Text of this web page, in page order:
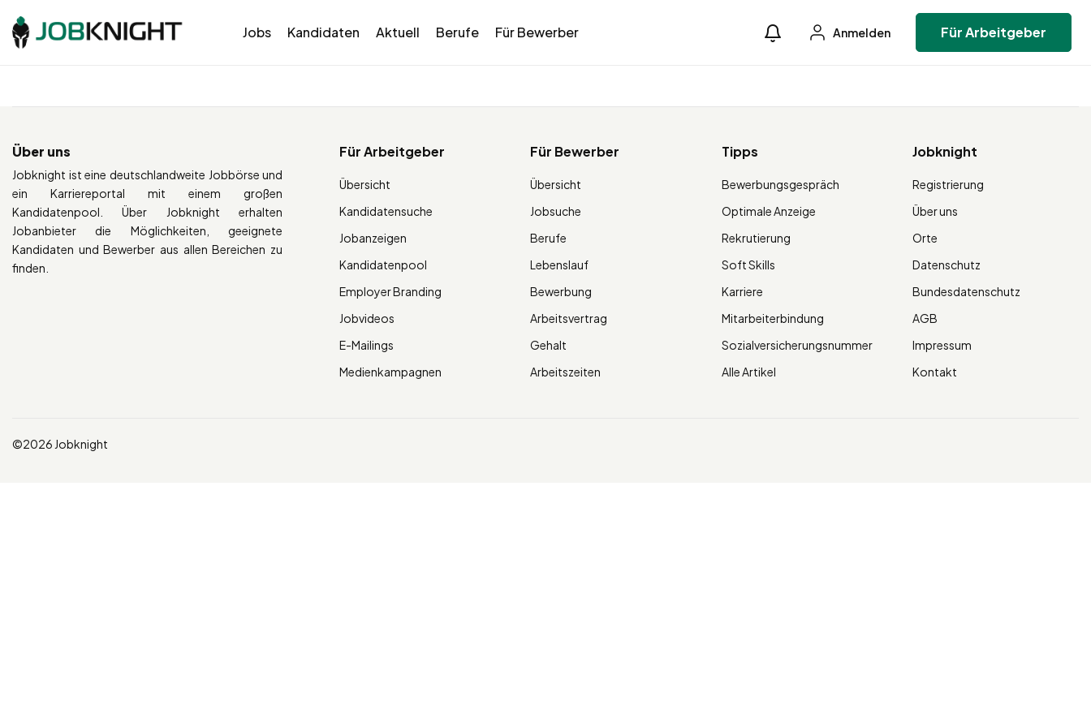
Jobs Kandidaten Aktuell Berufe Für Bewerber Anmelden Für Arbeitgeber
Über uns
Jobknight ist eine deutschlandweite Jobbörse und
ein Karriereportal mit einem großen
Kandidatenpool. Über Jobknight erhalten
Jobanbieter die Möglichkeiten, geeignete
Kandidaten und Bewerber aus allen Bereichen zu
finden.
Für Arbeitgeber
Übersicht
Kandidatensuche
Jobanzeigen
Kandidatenpool
Employer Branding
Jobvideos
E-Mailings
Medienkampagnen
Für Bewerber
Übersicht
Jobsuche
Berufe
Lebenslauf
Bewerbung
Arbeitsvertrag
Gehalt
Arbeitszeiten
Tipps
Bewerbungsgespräch
Optimale Anzeige
Rekrutierung
Soft Skills
Karriere
Mitarbeiterbindung
Sozialversicherungsnummer
Alle Artikel
Jobknight
Registrierung
Über uns
Orte
Datenschutz
Bundesdatenschutz
AGB
Impressum
Kontakt
©2026 Jobknight